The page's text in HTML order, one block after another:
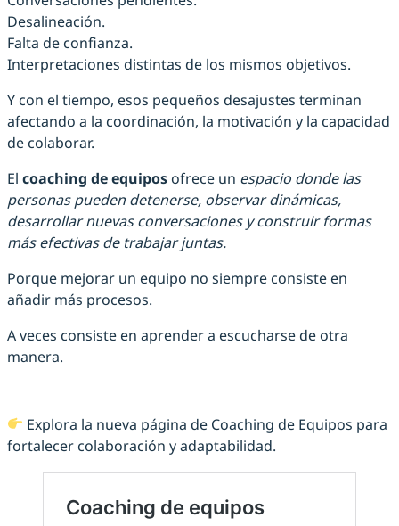
Desalineación.
Falta de confianza.
Interpretaciones distintas de los mismos objetivos.
Y con el tiempo, esos pequeños desajustes terminan
afectando a la coordinación, la motivación y la capacidad
de colaborar.
El coaching de equiposofrece un espacio donde las
personas pueden detenerse, observar dinámicas,
desarrollar nuevas conversaciones y construir formas
más efectivas de trabajar juntas.
Porque mejorar un equipo no siempre consiste en
añadir más procesos.
A veces consiste en aprender a escucharse de otra
manera.
Explora la nueva página de Coaching de Equipos para
fortalecer colaboración y adaptabilidad.